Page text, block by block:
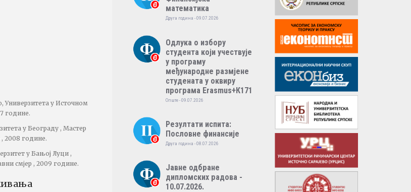
Универзитета у Источном
године.
у Београду , Мастер
2008 године.
у Бањој Луци ,
смјер , 2009 године.
математика
Друга година - 09.07.2026
Одлука о избору
студента који учествује
у програму
међународне размјене
студената у оквиру
програма Erasmus+К171
Опште - 09.07.2026
Резултати испита:
Пословне финансије
Друга година - 08.07.2026
Јавне одбране
дипломских радова -
10.07.2026.